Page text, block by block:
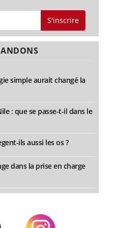
S'inscrire
simple aurait changé la
: que se passe-t-il dans le
ils aussi les os ?
dans la prise en charge